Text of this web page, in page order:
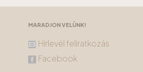
MARADJON VELÜNK!
Hírlevél feliratkozás
Facebook